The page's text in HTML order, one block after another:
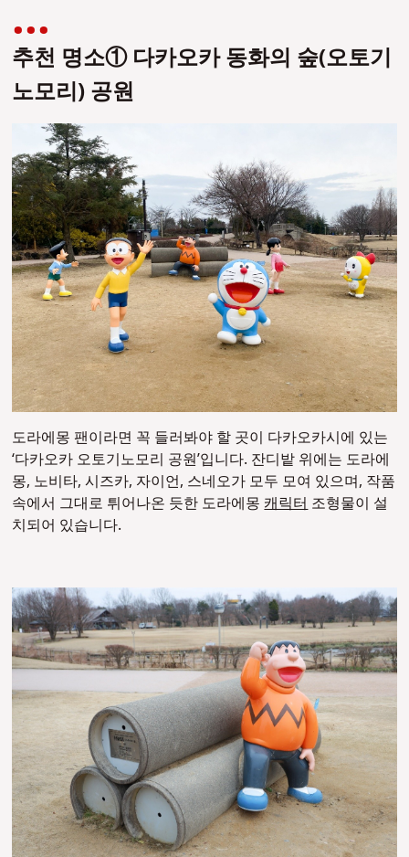
추천 명소① 다카오카 동화의 숲(오토기
노모리) 공원
도라에몽 팬이라면 꼭 들러봐야 할 곳이 다카오카시에 있는
‘다카오카 오토기노모리 공원’입니다. 잔디밭 위에는 도라에
몽, 노비타, 시즈카, 자이언, 스네오가 모두 모여 있으며, 작품
속에서 그대로 튀어나온 듯한 도라에몽 캐릭터 조형물이 설
치되어 있습니다.